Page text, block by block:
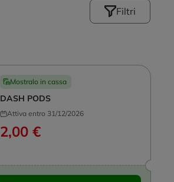
Filtri
Mostralo in cassa
DASH PODS
Attiva entro 31/12/2026
2,00 €